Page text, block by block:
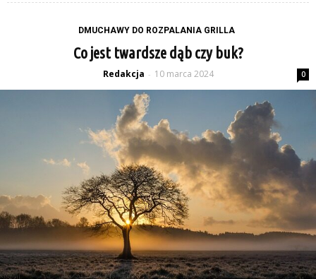
DMUCHAWY DO ROZPALANIA GRILLA
Co jest twardsze dąb czy buk?
Redakcja - 10 marca 2024 0